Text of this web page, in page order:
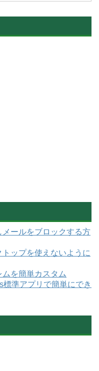
ールをブロックする方
ップを使えないように
を簡単カスタム
準アプリで簡単にでき